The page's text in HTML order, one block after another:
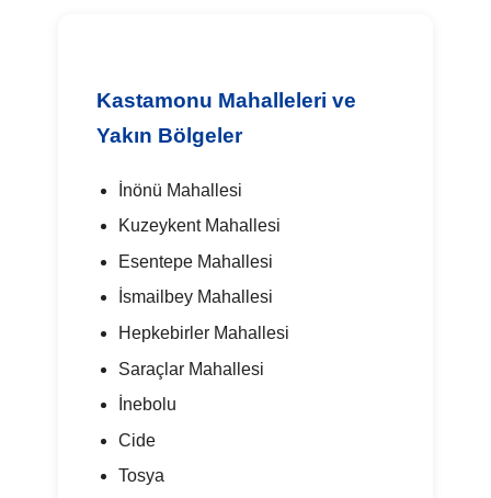
Kastamonu Mahalleleri ve
Yakın Bölgeler
İnönü Mahallesi
Kuzeykent Mahallesi
Esentepe Mahallesi
İsmailbey Mahallesi
Hepkebirler Mahallesi
Saraçlar Mahallesi
İnebolu
Cide
Tosya